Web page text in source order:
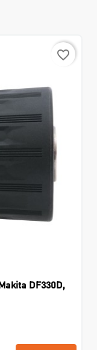
favorite_border
DF330D,